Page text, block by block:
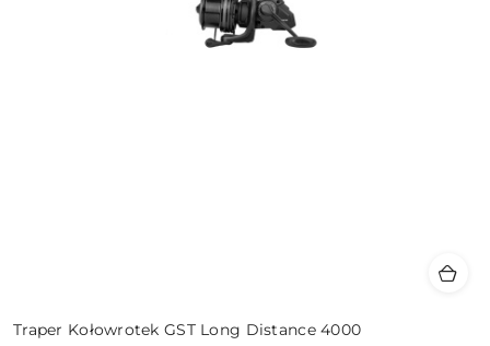
Traper Kołowrotek GST Long Distance 4000